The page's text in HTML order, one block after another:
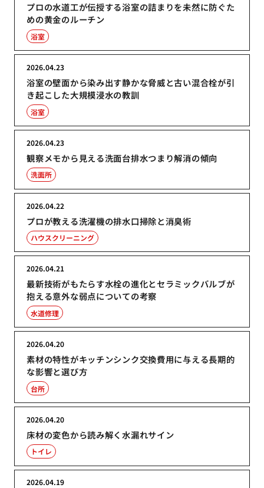
プロの水道工が伝授する浴室の詰まりを未然に防ぐた
めの黄金のルーチン
浴室
浴室の壁面から染み出す静かな脅威と古い混合栓が引
き起こした大規模浸水の教訓
2026.04.23
浴室
観察メモから見える洗面台排水つまり解消の傾向
2026.04.23
洗面所
プロが教える洗濯機の排水口掃除と消臭術
2026.04.22
ハウスクリーニング
最新技術がもたらす水栓の進化とセラミックバルブが
抱える意外な弱点についての考察
2026.04.21
水道修理
素材の特性がキッチンシンク交換費用に与える長期的
な影響と選び方
2026.04.20
台所
床材の変色から読み解く水漏れサイン
2026.04.20
トイレ
2026.04.19